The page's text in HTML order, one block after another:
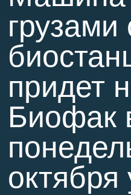
грузами
придет
Биофак
октября